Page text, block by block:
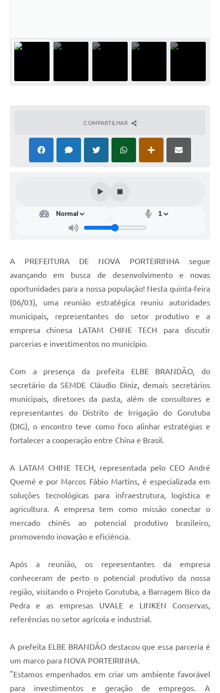
Transparência
Diário Oficial
SIC
Contato
PDTIC
COMPARTILHAR
A PREFEITURA DE NOVA PORTEIRINHA segue
avançando em busca de desenvolvimento e novas
oportunidades para a nossa população! Nesta quinta-feira
(06/03), uma reunião estratégica reuniu autoridades
municipais, representantes do setor produtivo e a
empresa chinesa LATAM CHINE TECH para discutir
parcerias e investimentos no município.
Com a presença da prefeita ELBE BRANDÃO, do
secretário da SEMDE Cláudio Diniz, demais secretários
municipais, diretores da pasta, além de consultores e
representantes do Distrito de Irrigação do Gorutuba
(DIG), o encontro teve como foco alinhar estratégias e
fortalecer a cooperação entre China e Brasil.
A LATAM CHINE TECH, representada pelo CEO André
Quemé e por Marcos Fábio Martins, é especializada em
soluções tecnológicas para infraestrutura, logística e
agricultura. A empresa tem como missão conectar o
mercado chinês ao potencial produtivo brasileiro,
promovendo inovação e eficiência.
Após a reunião, os representantes da empresa
conheceram de perto o potencial produtivo da nossa
região, visitando o Projeto Gorutuba, a Barragem Bico da
Pedra e as empresas UVALE e LINKEN Conservas,
referências no setor agrícola e industrial.
A prefeita ELBE BRANDÃO destacou que essa parceria é
um marco para NOVA PORTEIRINHA.
"Estamos empenhados em criar um ambiente favorável
para investimentos e geração de empregos. A